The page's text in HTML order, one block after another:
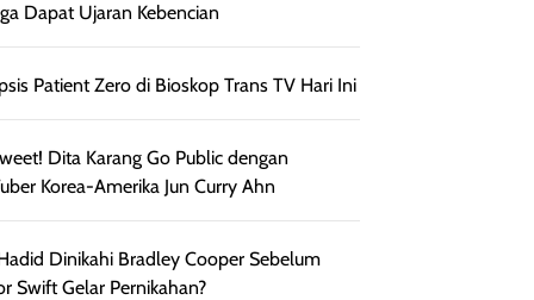
Dapat Ujaran Kebencian
Patient Zero di Bioskop Trans TV Hari Ini
Dita Karang Go Public dengan
Korea-Amerika Jun Curry Ahn
Dinikahi Bradley Cooper Sebelum
Swift Gelar Pernikahan?